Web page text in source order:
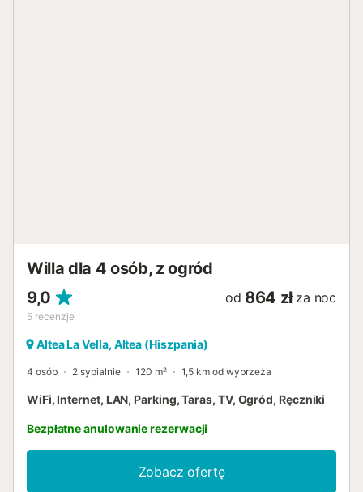
Willa dla 4 osób, z ogród
9,0
5 recenzje
od 864 zł za noc
Altea La Vella, Altea (Hiszpania)
4 osób 2 sypialnie 120 m² 1,5 km od wybrzeża
WiFi, Internet, LAN, Parking, Taras, TV, Ogród, Ręczniki
Bezpłatne anulowanie rezerwacji
Zobacz ofertę